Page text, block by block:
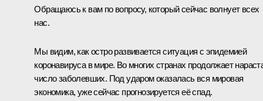
Обращаюсь к вам по вопросу, который сейчас волнует всех
нас.
Мы видим, как остро развивается ситуация с эпидемией
коронавируса в мире. Во многих странах продолжает
число заболевших. Под ударом оказалась вся мировая
экономика, уже сейчас прогнозируется её спад.